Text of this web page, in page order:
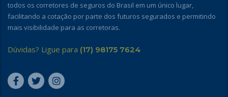
todos os corretores de seguros do Brasil em um único lugar,
facilitando a cotação por parte dos futuros segurados e permitindo
mais visibilidade para as corretoras.
Dúvidas? Ligue para (17) 98175 7624